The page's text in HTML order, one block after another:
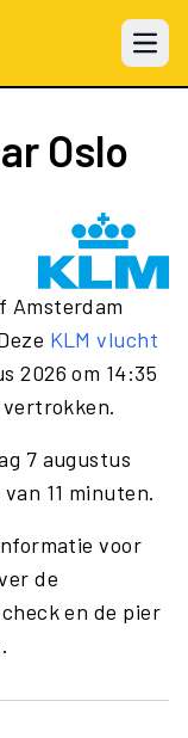
Open
Oslo
Amsterdam
KLM vlucht
2026 om 14:35
7 augustus
11 minuten.
voor
de
en de pier